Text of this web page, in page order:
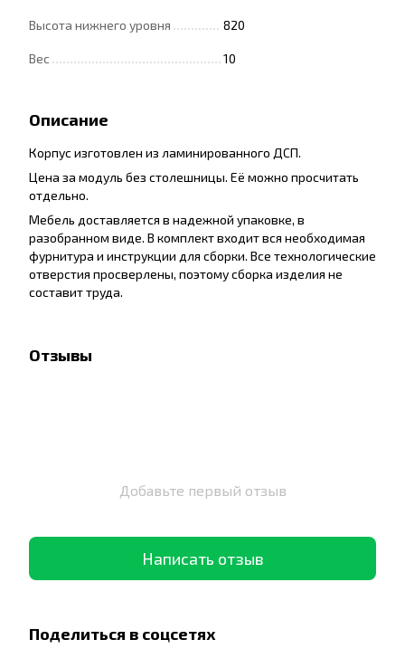
Высота нижнего уровня 820
Вес 10
Описание
Корпус изготовлен из ламинированного ДСП.
Цена за модуль без столешницы. Её можно просчитать
отдельно.
Мебель доставляется в надежной упаковке, в
разобранном виде. В комплект входит вся необходимая
фурнитура и инструкции для сборки. Все технологические
отверстия просверлены, поэтому сборка изделия не
составит труда.
Отзывы
Добавьте первый отзыв
Написать отзыв
Поделиться в соцсетях